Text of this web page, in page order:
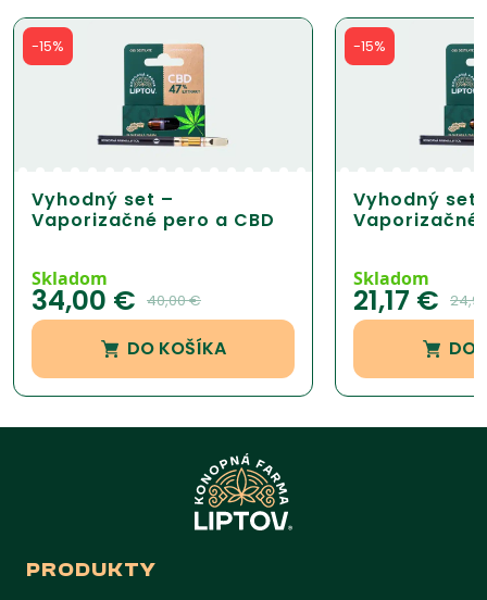
-15%
Vyhodný set –
Vaporizačné pero a CBD
Skladom
34,00 € 40,00€
DO KOŠÍKA
-15%
Vyhodný set
Vaporizačné
Skladom
21,17 €
DO
PRODUKTY